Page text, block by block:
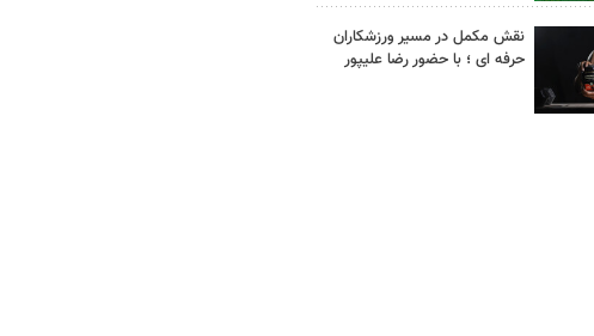
نقش مکمل در مسیر ورزشکاران
حرفه ای ؛ با حضور رضا علیپور